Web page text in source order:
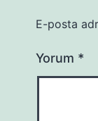
E-posta
Yorum *